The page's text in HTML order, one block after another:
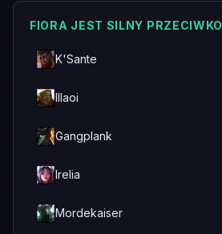
FIORA JEST SILNY PRZECIWKO
K'Sante
Illaoi
Gangplank
Irelia
Mordekaiser